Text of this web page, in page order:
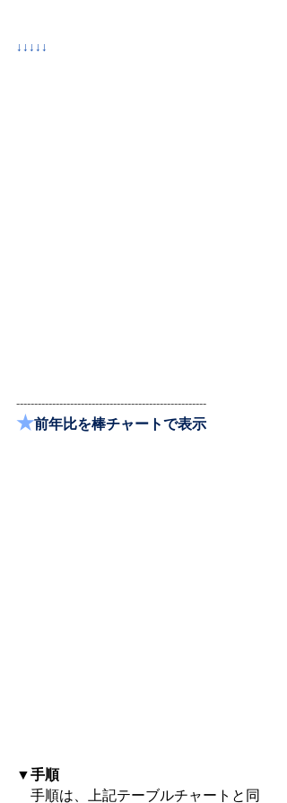
↓↓↓↓↓
-----------------------------------------------------
★前年比を棒チャートで表示
▼手順
手順は、上記テーブルチャートと同